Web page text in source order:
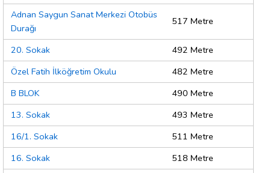
Adnan Saygun Sanat Merkezi Otobüs
Durağı
517 Metre
20. Sokak
492 Metre
Özel Fatih İlköğretim Okulu
482 Metre
B BLOK
490 Metre
13. Sokak
493 Metre
16/1. Sokak
511 Metre
16. Sokak
518 Metre